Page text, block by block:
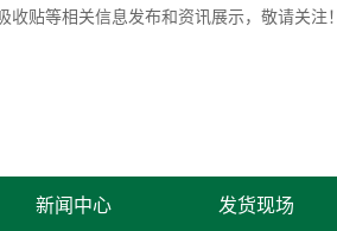
收贴等相关信息发布和资讯展示，敬请关注！
新闻中心 发货现场